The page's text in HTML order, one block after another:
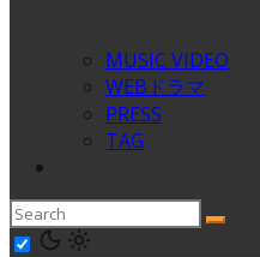
MUSIC VIDEO
WEBドラマ
PRESS
TAG